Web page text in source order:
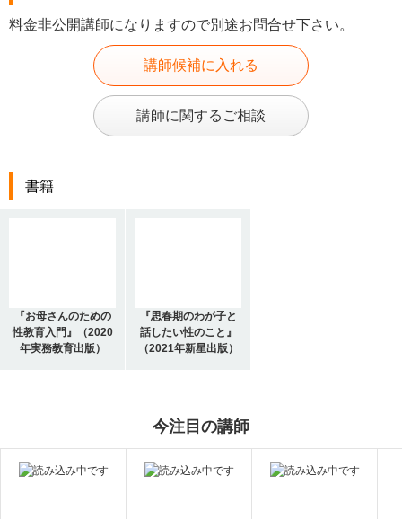
料金非公開講師になりますので別途お問合せ下さい。
講師候補に入れる
講師に関するご相談
書籍
『お母さんのための
性教育入門』（2020
年実務教育出版）
『思春期のわが子と
話したい性のこと』
（2021年新星出版）
今注目の講師